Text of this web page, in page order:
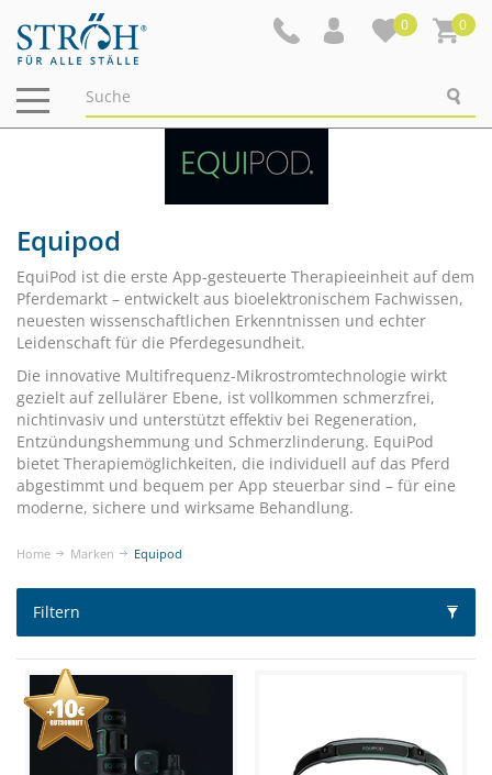
0 0
Navigation
ein-/ausblenden
Equipod
EquiPod ist die erste App-gesteuerte Therapieeinheit auf dem
Pferdemarkt – entwickelt aus bioelektronischem Fachwissen,
neuesten wissenschaftlichen Erkenntnissen und echter
Leidenschaft für die Pferdegesundheit.
Die innovative Multifrequenz-Mikrostromtechnologie wirkt
gezielt auf zellulärer Ebene, ist vollkommen schmerzfrei,
nichtinvasiv und unterstützt effektiv bei Regeneration,
Entzündungshemmung und Schmerzlinderung. EquiPod
bietet Therapiemöglichkeiten, die individuell auf das Pferd
abgestimmt und bequem per App steuerbar sind – für eine
moderne, sichere und wirksame Behandlung.
Home Marken Equipod
Filtern